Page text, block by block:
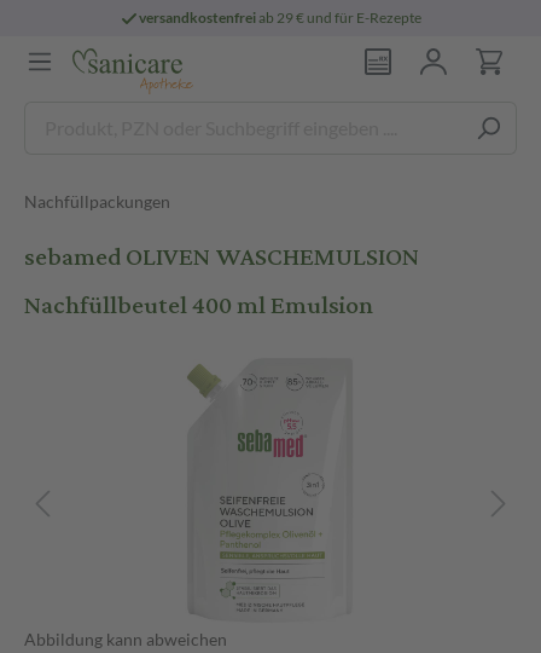
versandkostenfreiab 29 € und für E-Rezepte
Nachfüllpackungen
sebamed OLIVEN WASCHEMULSION
Nachfüllbeutel 400 ml Emulsion
Abbildung kann abweichen